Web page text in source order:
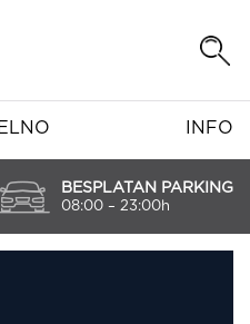
INFO
BESPLATAN PARKING
08:00 – 23:00h